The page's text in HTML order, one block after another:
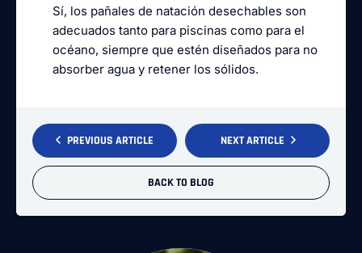
Sí, los pañales de natación desechables son
adecuados tanto para piscinas como para el
océano, siempre que estén diseñados para no
absorber agua y retener los sólidos.
PREVIOUS ARTICLE
BACK TO BLOG
NEXT ARTICLE